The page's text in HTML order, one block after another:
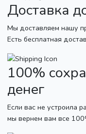
Доставка
Мы доставляем нашу
Есть бесплатная
100%
денег
Если вас не устроила
мы вернем вам все